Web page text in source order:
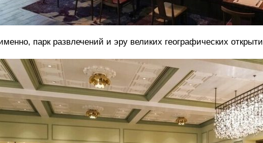
парк развлечений и эру великих географических